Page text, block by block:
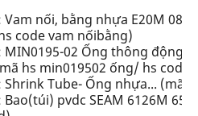
Vam nối, bằng nhựa E20M 08
code vam nốibằng)
MIN0195-02 Ống thông động
hs min019502 ống/ hs code
Shrink Tube- Ống nhựa...
Bao(túi) pvdc SEAM 6126M